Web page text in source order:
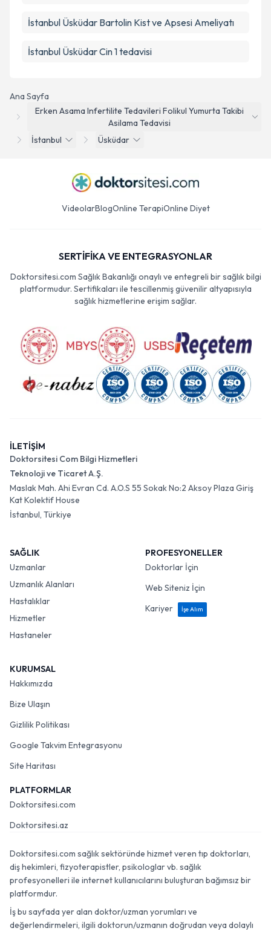
Ana Sayfa
Erken Asama Infertilite Tedavileri Folikul Yumurta Takibi
Asilama Tedavisi
İstanbul
Üsküdar
İstanbul Üsküdar Bartolin Kist ve Apsesi Ameliyatı
İstanbul Üsküdar Cin 1 tedavisi
VideolarBlogOnline TerapiOnline Diyet
SERTİFİKA VE ENTEGRASYONLAR
Doktorsitesi.com Sağlık Bakanlığı onaylı ve entegreli bir sağlık bilgi
platformudur. Sertifikaları ile tescillenmiş güvenilir altyapısıyla
sağlık hizmetlerine erişim sağlar.
İLETİŞİM
Doktorsitesi Com Bilgi Hizmetleri
Teknoloji ve Ticaret A.Ş.
Maslak Mah. Ahi Evran Cd. A.O.S 55 Sokak No:2 Aksoy Plaza Giriş
Kat Kolektif House
İstanbul, Türkiye
SAĞLIK
Uzmanlar
Uzmanlık Alanları
Hastalıklar
Hizmetler
Hastaneler
PROFESYONELLER
Doktorlar İçin
Web Siteniz İçin
Kariyer
İşe Alım
KURUMSAL
Hakkımızda
Bize Ulaşın
Gizlilik Politikası
Google Takvim Entegrasyonu
Site Haritası
PLATFORMLAR
Doktorsitesi.com
Doktorsitesi.az
Doktorsitesi.com sağlık sektöründe hizmet veren tıp doktorları,
diş hekimleri, fizyoterapistler, psikologlar vb. sağlık
profesyonelleri ile internet kullanıcılarını buluşturan bağımsız bir
platformdur.
İş bu sayfada yer alan doktor/uzman yorumları ve
değerlendirmeleri, ilgili doktorun/uzmanın doğrudan veya dolaylı